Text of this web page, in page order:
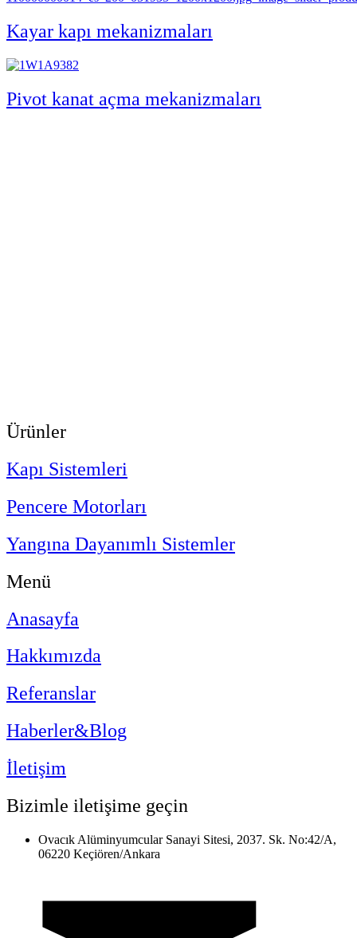
Kayar kapı mekanizmaları
Pivot kanat açma mekanizmaları
Ürünler
Kapı Sistemleri
Pencere Motorları
Yangına Dayanımlı Sistemler
Menü
Anasayfa
Hakkımızda
Referanslar
Haberler&Blog
İletişim
Bizimle iletişime geçin
Ovacık Alüminyumcular Sanayi Sitesi, 2037. Sk. No:42/A,
06220 Keçiören/Ankara